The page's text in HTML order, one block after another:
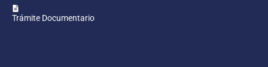
Trámite Documentario